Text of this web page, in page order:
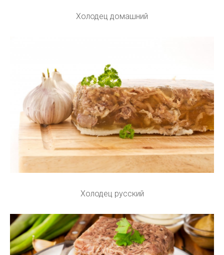
Холодец домашний
Холодец русский